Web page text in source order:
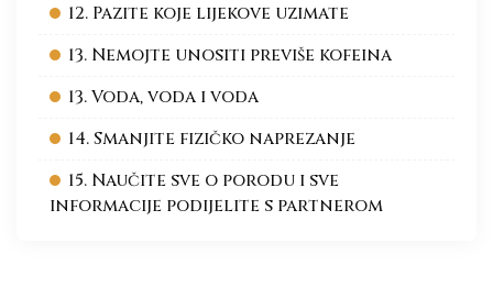
12. Pazite koje lijekove uzimate
13. Nemojte unositi previše kofeina
13. Voda, voda i voda
14. Smanjite fizičko naprezanje
15. Naučite sve o porodu i sve
informacije podijelite s partnerom